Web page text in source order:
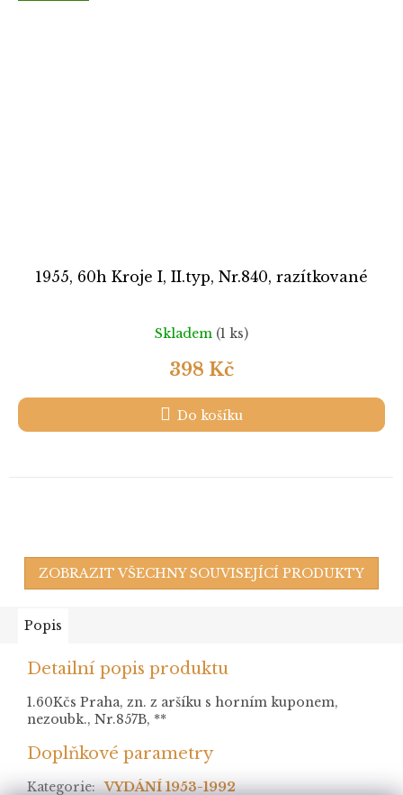
1955, 60h Kroje I, II.typ, Nr.840, razítkované
Skladem (1 ks)
398 Kč
Do košíku
ZOBRAZIT VŠECHNY SOUVISEJÍCÍ PRODUKTY
Popis
Detailní popis produktu
1.60Kčs Praha, zn. z aršíku s horním kuponem,
nezoubk., Nr.857B, **
Doplňkové parametry
Kategorie: VYDÁNÍ 1953-1992